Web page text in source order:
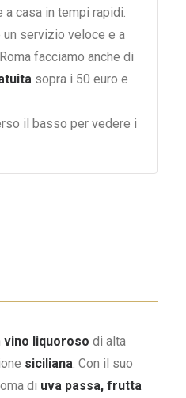
a casa in tempi rapidi.
un servizio veloce e a
facciamo anche di
sopra i 50 euro e
il basso per vedere i
vino liquoroso di alta
siciliana. Con il suo
di uva passa, frutta